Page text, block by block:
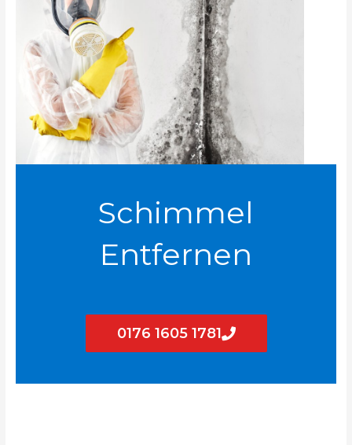
Schimmel
Entfernen
0176 1605 1781